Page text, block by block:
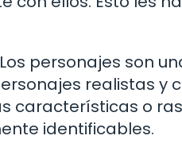
personajes son
realistas y
características o
identificables.